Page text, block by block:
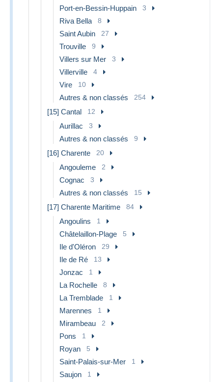
Port-en-Bessin-Huppain 3
Riva Bella 8
Saint Aubin 27
Trouville 9
Villers sur Mer 3
Villerville 4
Vire 10
Autres & non classés 254
[15] Cantal 12
Aurillac 3
Autres & non classés 9
[16] Charente 20
Angouleme 2
Cognac 3
Autres & non classés 15
[17] Charente Maritime 84
Angoulins 1
Châtelaillon-Plage 5
Ile d'Oléron 29
Ile de Ré 13
Jonzac 1
La Rochelle 8
La Tremblade 1
Marennes 1
Mirambeau 2
Pons 1
Royan 5
Saint-Palais-sur-Mer 1
Saujon 1